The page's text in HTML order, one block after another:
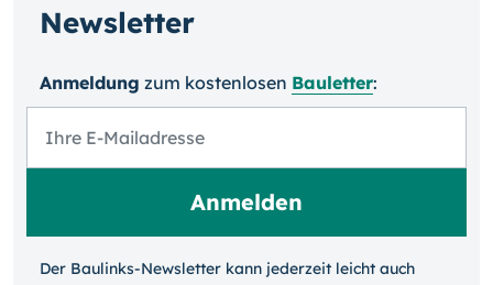
Newsletter
Anmeldung zum kosten­losen Bauletter:
Der Baulinks-Newsletter kann jeder­zeit leicht auch